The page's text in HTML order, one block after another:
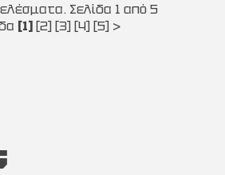
Σελίδα 1 από 5
[1][2] [3] [4] [5] >